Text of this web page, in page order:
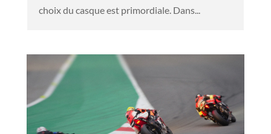
choix du casque est primordiale. Dans...